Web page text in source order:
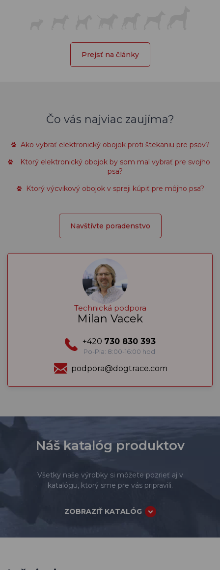
Prejsť na články
Čo vás najviac zaujíma?
Ako vybrať elektronický obojok proti štekaniu pre psov?
Ktorý elektronický obojok by som mal vybrať pre svojho
psa?
Ktorý výcvikový obojok v spreji kúpiť pre môjho psa?
Navštívte poradenstvo
Technická podpora
Milan Vacek
+420 730 830 393
Po-Pia: 8:00-16:00 hod
podpora@dogtrace.com
Náš katalóg produktov
Všetky naše výrobky si môžete pozrieť aj v
katalógu, ktorý sme pre vás pripravili.
ZOBRAZIŤ KATALÓG